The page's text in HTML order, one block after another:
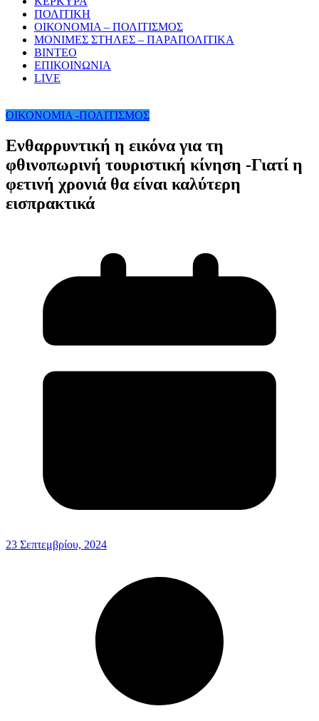
ΠΟΛΙΤΙΚΗ
ΟΙΚΟΝΟΜΙΑ – ΠΟΛΙΤΙΣΜΟΣ
ΜΟΝΙΜΕΣ ΣΤΗΛΕΣ – ΠΑΡΑΠΟΛΙΤΙΚΑ
ΒΙΝΤΕΟ
ΕΠΙΚΟΙΝΩΝΙΑ
LIVE
ΟΙΚΟΝΟΜΙΑ -ΠΟΛΙΤΙΣΜΟΣ
Ενθαρρυντική η εικόνα για τη
φθινοπωρινή τουριστική κίνηση -Γιατί η
φετινή χρονιά θα είναι καλύτερη
εισπρακτικά
23 Σεπτεμβρίου, 2024